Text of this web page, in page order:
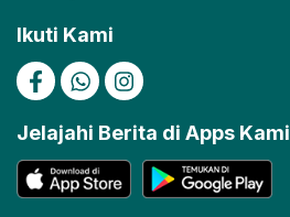
Ikuti Kami
Jelajahi Berita di Apps Kami